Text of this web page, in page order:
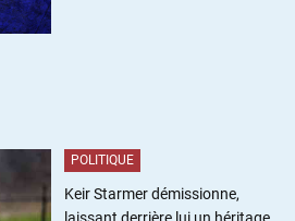
POLITIQUE
Keir Starmer démissionne,
laissant derrière lui un héritage